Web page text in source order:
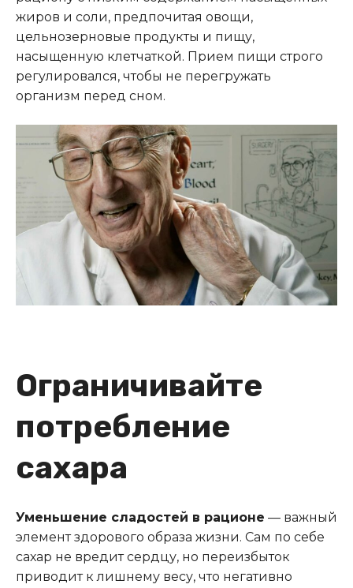
жиров и соли, предпочитая овощи,
цельнозерновые продукты и пищу,
насыщенную клетчаткой. Прием пищи строго
регулировался, чтобы не перегружать
организм перед сном.
Ограничивайте
потребление
сахара
Уменьшение сладостей в рационе — важный
элемент здорового образа жизни. Сам по себе
сахар не вредит сердцу, но переизбыток
приводит к лишнему весу, что негативно